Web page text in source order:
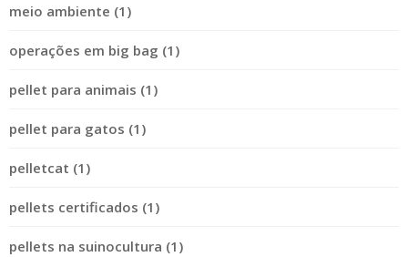
meio ambiente (1)
operações em big bag (1)
pellet para animais (1)
pellet para gatos (1)
pelletcat (1)
pellets certificados (1)
pellets na suinocultura (1)